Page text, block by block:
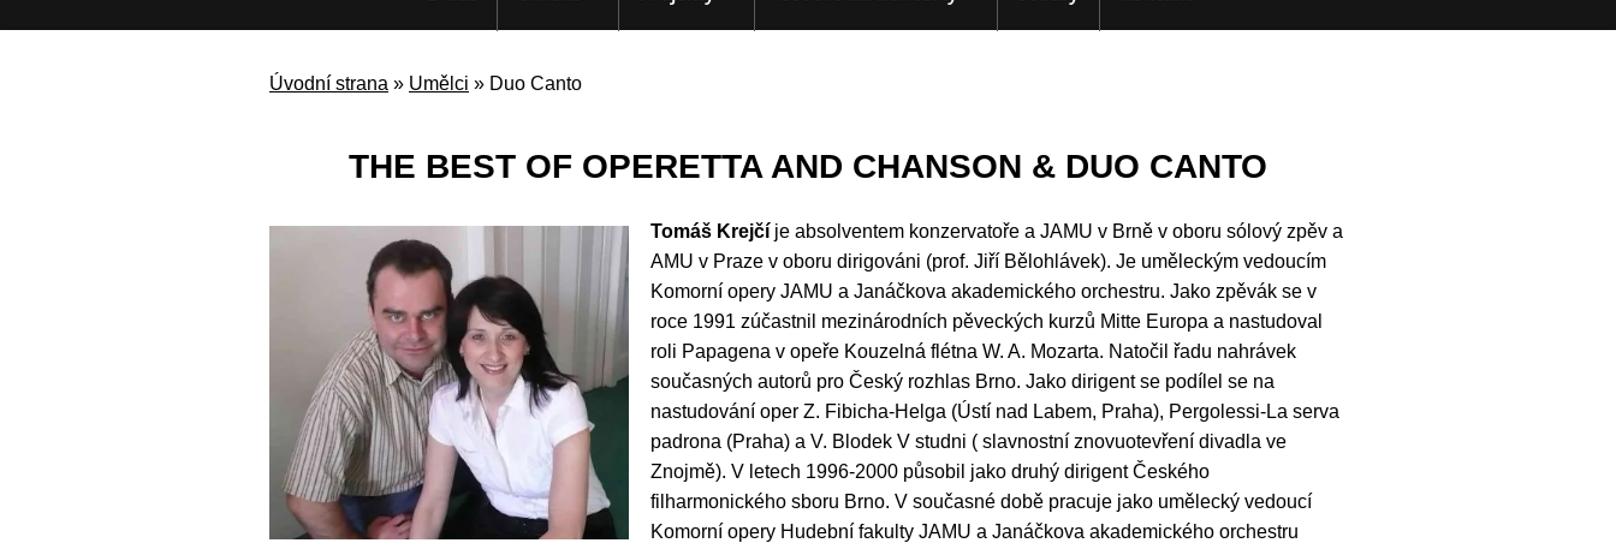
Úvodní strana » Umělci » Duo Canto
THE BEST OF OPERETTA AND CHANSON & DUO CANTO
Tomáš Krejčíje absolventem konzervatoře a JAMU v Brně v oboru sólový zpěv a
AMU v Praze v oboru dirigováni (prof. Jiří Bělohlávek). Je uměleckým vedoucím
Komorní opery JAMU a Janáčkova akademického orchestru. Jako zpěvák se v
roce 1991 zúčastnil mezinárodních pěveckých kurzů Mitte Europa a nastudoval
roli Papagena v opeře Kouzelná flétna W. A. Mozarta. Natočil řadu nahrávek
současných autorů pro Český rozhlas Brno. Jako dirigent se podílel se na
nastudování oper Z. Fibicha-Helga (Ústí nad Labem, Praha), Pergolessi-La serva
padrona (Praha) a V. Blodek V studni ( slavnostní znovuotevření divadla ve
Znojmě). V letech 1996-2000 působil jako druhý dirigent Českého
filharmonického sboru Brno. V současné době pracuje jako umělecký vedoucí
Komorní opery Hudební fakulty JAMU a Janáčkova akademického orchestru